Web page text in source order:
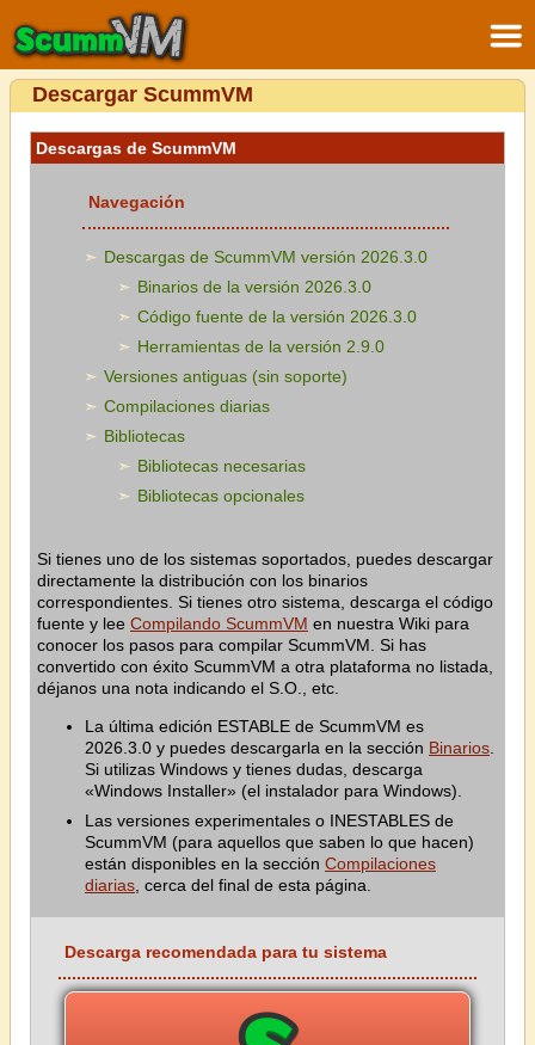
Descargar ScummVM
Descargas de ScummVM
Navegación
Descargas de ScummVM versión 2026.3.0
Binarios de la versión 2026.3.0
Código fuente de la versión 2026.3.0
Herramientas de la versión 2.9.0
Versiones antiguas (sin soporte)
Compilaciones diarias
Bibliotecas
Bibliotecas necesarias
Bibliotecas opcionales
Si tienes uno de los sistemas soportados, puedes descargar
directamente la distribución con los binarios
correspondientes. Si tienes otro sistema, descarga el código
fuente y lee Compilando ScummVM en nuestra Wiki para
conocer los pasos para compilar ScummVM. Si has
convertido con éxito ScummVM a otra plataforma no listada,
déjanos una nota indicando el S.O., etc.
La última edición ESTABLE de ScummVM es
2026.3.0 y puedes descargarla en la sección Binarios
Si utilizas Windows y tienes dudas, descarga
«Windows Installer» (el instalador para Windows).
Las versiones experimentales o INESTABLES de
ScummVM (para aquellos que saben lo que hacen)
están disponibles en la sección Compilaciones
diarias , cerca del final de esta página.
Descarga recomendada para tu sistema